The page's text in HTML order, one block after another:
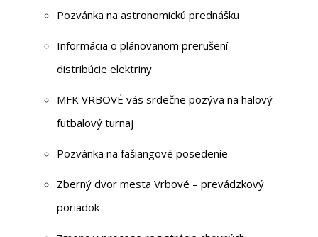
Pozvánka na astronomickú prednášku
Informácia o plánovanom prerušení
distribúcie elektriny
MFK VRBOVÉ vás srdečne pozýva na halový
futbalový turnaj
Pozvánka na fašiangové posedenie
Zberný dvor mesta Vrbové – prevádzkový
poriadok